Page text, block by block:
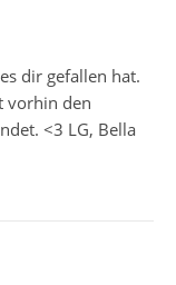
dir gefallen hat.
vorhin den
<3 LG, Bella